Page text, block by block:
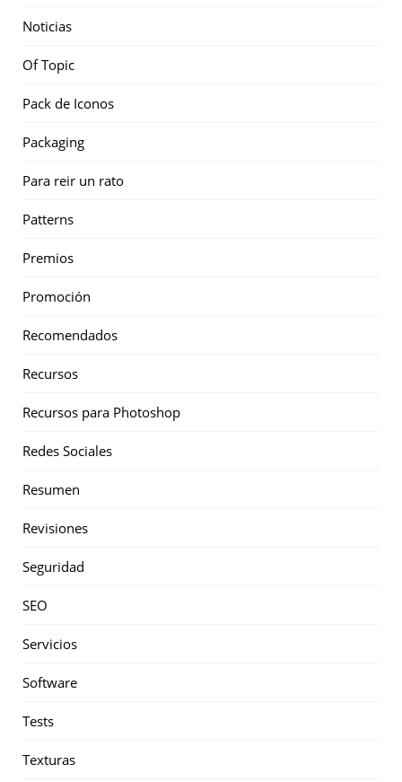
Noticias
Of Topic
Pack de Iconos
Packaging
Para reir un rato
Patterns
Premios
Promoción
Recomendados
Recursos
Recursos para Photoshop
Redes Sociales
Resumen
Revisiones
Seguridad
SEO
Servicios
Software
Tests
Texturas